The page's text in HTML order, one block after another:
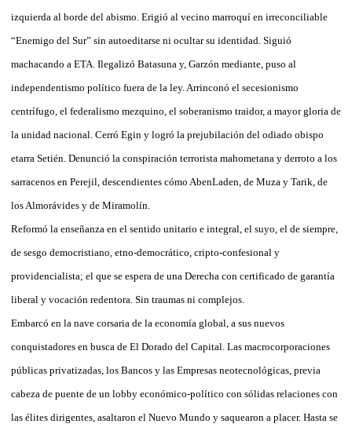
izquierda al borde del abismo. Erigió al vecino marroquí en irreconciliable
“Enemigo del Sur” sin autoeditarse ni ocultar su identidad. Siguió
machacando a ETA. Ilegalizó Batasuna y, Garzón mediante, puso al
independentismo político fuera de la ley. Arrinconó el secesionismo
centrífugo, el federalismo mezquino, el soberanismo traidor, a mayor gloria de
la unidad nacional. Cerró Egin y logró la prejubilación del odiado obispo
etarra Setién. Denunció la conspiración terrorista mahometana y derroto a los
sarracenos en Perejil, descendientes cómo AbenLaden, de Muza y Tarik, de
los Almorávides y de Miramolín.
Reformó la enseñanza en el sentido unitario e integral, el suyo, el de siempre,
de sesgo democristiano, etno-democrático, cripto-confesional y
providencialista; el que se espera de una Derecha con certificado de garantía
liberal y vocación redentora. Sin traumas ni complejos.
Embarcó en la nave corsaria de la economía global, a sus nuevos
conquistadores en busca de El Dorado del Capital. Las macrocorporaciones
públicas privatizadas, los Bancos y las Empresas neotecnológicas, previa
cabeza de puente de un lobby económico-político con sólidas relaciones con
las élites dirigentes, asaltaron el Nuevo Mundo y saquearon a placer. Hasta se